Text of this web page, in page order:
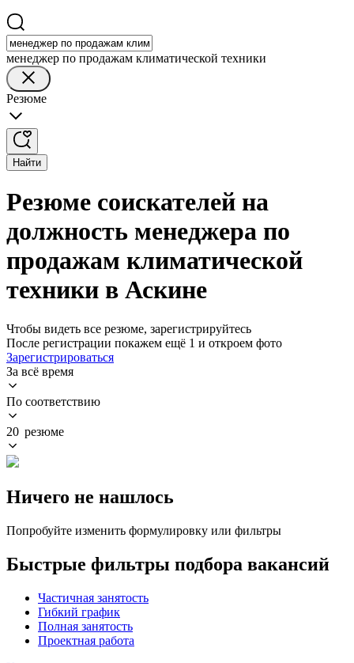
менеджер по продажам климатической техники
Резюме
Найти
Резюме соискателей на
должность менеджера по
продажам климатической
техники в Аскине
Чтобы видеть все резюме, зарегистрируйтесь
После регистрации покажем ещё 1 и откроем фото
Зарегистрироваться
За всё время
По соответствию
20 резюме
Ничего не нашлось
Попробуйте изменить формулировку или фильтры
Быстрые фильтры подбора вакансий
Частичная занятость
Гибкий график
Полная занятость
Проектная работа